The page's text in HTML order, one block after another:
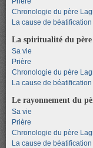
Chronologie du père
La cause de béatification
La spiritualité du père
Sa vie
Prière
Chronologie du père
La cause de béatification
Le rayonnement du
Sa vie
Prière
Chronologie du père
La cause de béatification